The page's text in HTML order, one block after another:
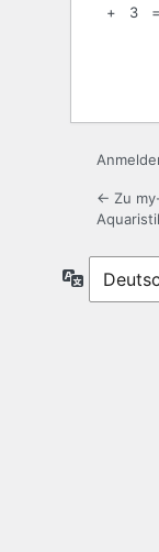
+ 3
← Zu
Sprache